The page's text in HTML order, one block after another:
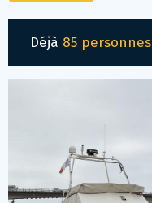
Déjà 85 personnes